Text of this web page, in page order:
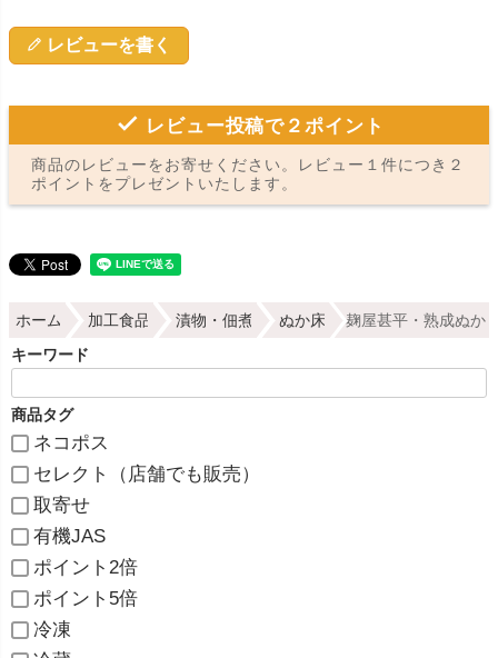
レビューを書く
レビュー投稿で２ポイント
商品のレビューをお寄せください。レビュー１件につき２
ポイントをプレゼントいたします。
ホーム 加工食品 漬物・佃煮 ぬか床 麹屋甚平・熟成ぬか
キーワード
商品タグ
ネコポス
セレクト（店舗でも販売）
取寄せ
有機JAS
ポイント2倍
ポイント5倍
冷凍